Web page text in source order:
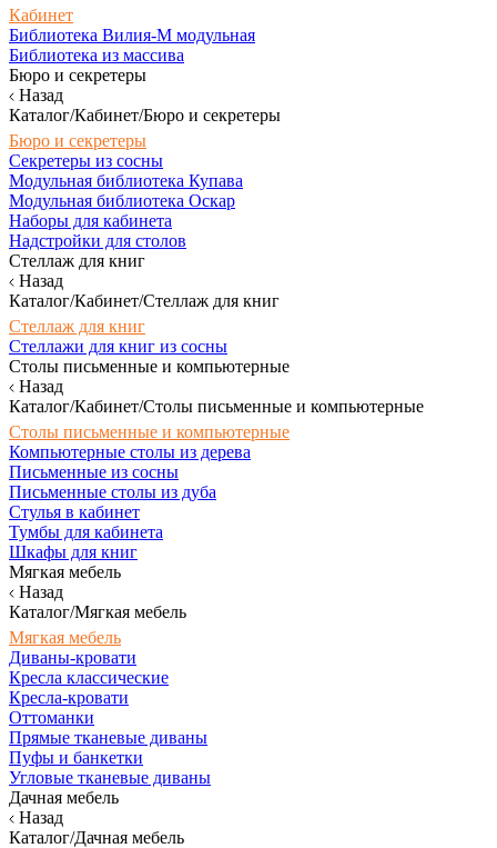
Кабинет
Библиотека Вилия-М модульная
Библиотека из массива
Бюро и секретеры
Назад
Каталог/Кабинет/Бюро и секретеры
Бюро и секретеры
Секретеры из сосны
Модульная библиотека Купава
Модульная библиотека Оскар
Наборы для кабинета
Надстройки для столов
Стеллаж для книг
Назад
Каталог/Кабинет/Стеллаж для книг
Стеллаж для книг
Стеллажи для книг из сосны
Столы письменные и компьютерные
Назад
Каталог/Кабинет/Столы письменные и компьютерные
Столы письменные и компьютерные
Компьютерные столы из дерева
Письменные из сосны
Письменные столы из дуба
Стулья в кабинет
Тумбы для кабинета
Шкафы для книг
Мягкая мебель
Назад
Каталог/Мягкая мебель
Мягкая мебель
Диваны-кровати
Кресла классические
Кресла-кровати
Оттоманки
Прямые тканевые диваны
Пуфы и банкетки
Угловые тканевые диваны
Дачная мебель
Назад
Каталог/Дачная мебель